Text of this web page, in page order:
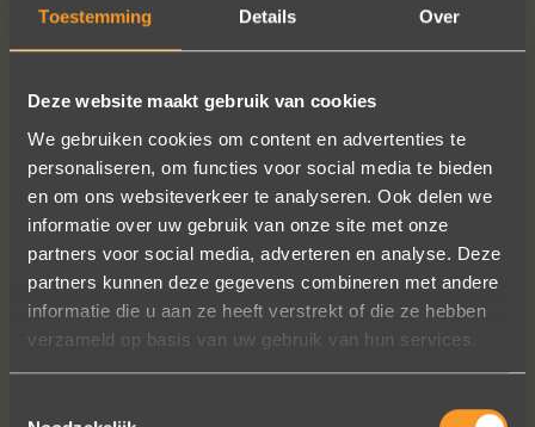
Toestemming Details Over
Deze website maakt gebruik van cookies
We gebruiken cookies om content en advertenties te
personaliseren, om functies voor social media te bieden
en om ons websiteverkeer te analyseren. Ook delen we
informatie over uw gebruik van onze site met onze
partners voor social media, adverteren en analyse. Deze
partners kunnen deze gegevens combineren met andere
informatie die u aan ze heeft verstrekt of die ze hebben
verzameld op basis van uw gebruik van hun services.
Price men's ring
Price per pair, incl. diamond(s): € 1940,-
READ MORE ORDER?
FOLLOW US ON SOCIAL MEDIA